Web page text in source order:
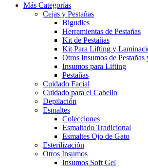
Más Categorías
Cejas y Pestañas
Bigudies
Herramientas de Pestañas
Kit de Pestañas
Kit Para Lifting y
Otros Insumos de Pestañas
Insumos para Lifting
Pestañas
Cuidado Facial
Cuidado para el Cabello
Depilación
Esmaltes
Colecciones
Esmaltado Tradicional
Esmaltes Ojo de Gato
Esterilización
Otros Insumos
Insumos Soft Gel